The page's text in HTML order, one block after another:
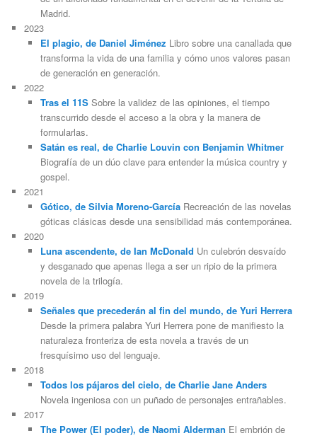
Madrid.
2023
El plagio, de Daniel Jiménez Libro sobre una canallada que
transforma la vida de una familia y cómo unos valores pasan
de generación en generación.
2022
Tras el 11SSobre la validez de las opiniones, el tiempo
transcurrido desde el acceso a la obra y la manera de
formularlas.
Satán es real, de Charlie Louvin con Benjamin Whitmer
Biografía de un dúo clave para entender la música country y
gospel.
2021
Gótico, de Silvia Moreno-GarcíaRecreación de las novelas
góticas clásicas desde una sensibilidad más contemporánea.
2020
Luna ascendente, de Ian McDonald Un culebrón desvaído
y desganado que apenas llega a ser un ripio de la primera
novela de la trilogía.
2019
Señales que precederán al fin del mundo, de Yuri Herrera
Desde la primera palabra Yuri Herrera pone de manifiesto la
naturaleza fronteriza de esta novela a través de un
fresquísimo uso del lenguaje.
2018
Todos los pájaros del cielo, de Charlie Jane Anders
Novela ingeniosa con un puñado de personajes entrañables.
2017
The Power (El poder), de Naomi Alderman El embrión de